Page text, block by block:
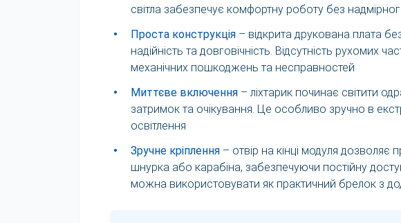
світла забезпечує комфортну роботу без
•
Проста конструкція – відкрита друкована плата
надійність та довговічність. Відсутність рухомих
механічних пошкоджень та несправностей
•
Миттєве включення – ліхтарик починає світити
затримок та очікування. Це особливо зручно в
освітлення
•
Зручне кріплення – отвір на кінці модуля дозволяє
шнурка або карабіна, забезпечуючи постійну
можна використовувати як практичний брелок з